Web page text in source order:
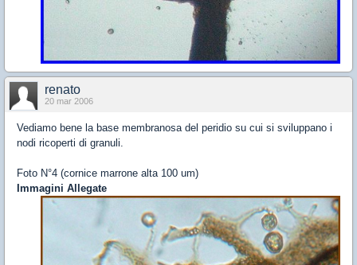
renato
20 mar 2006
Vediamo bene la base membranosa del peridio su cui si sviluppano i
nodi ricoperti di granuli.
Foto N°4 (cornice marrone alta 100 um)
Immagini Allegate